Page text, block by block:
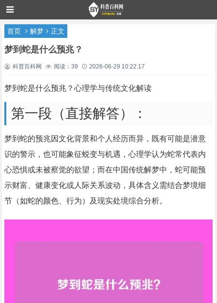
首页 解梦 正文
梦到蛇是什么预兆？
科普百科网 阅读：39 2026-06-29 10:22:17
梦到蛇是什么预兆？心理学与传统文化解读
第一段（直接解答）：
梦到蛇的预兆因文化背景和个人经历而异，既有可能是潜意
识的警示，也可能象征蜕变与机遇，心理学认为蛇常代表内
心恐惧或未被察觉的欲望；而在中国传统解梦中，蛇可能预
示财富、健康变化或人际关系波动，具体含义需结合梦境细
节（如蛇的颜色、行为）及现实处境综合分析。